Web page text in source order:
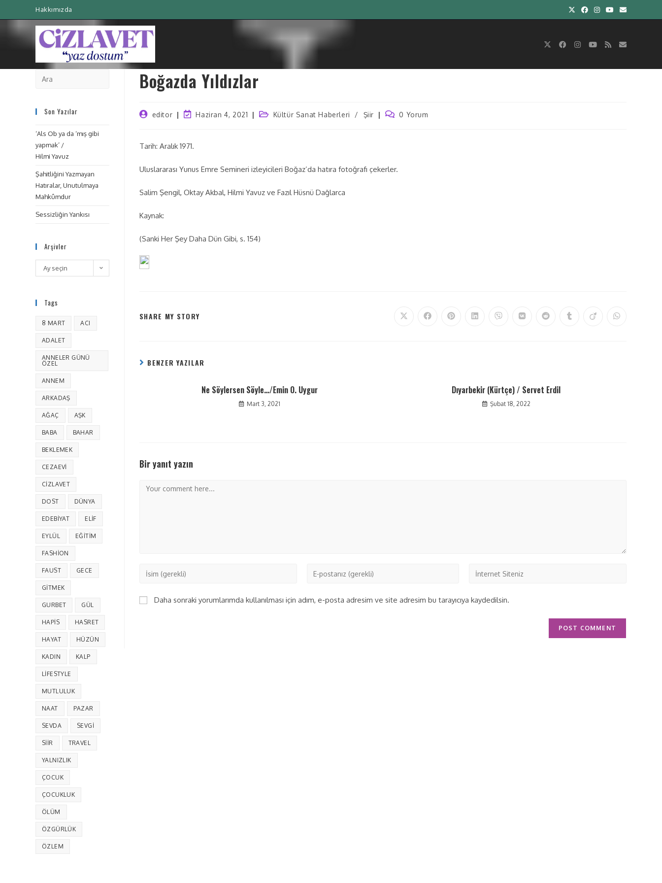
Hakkımızda
Boğazda Yıldızlar
editor Haziran 4, 2021 Kültür Sanat Haberleri / Şiir 0 Yorum
Tarih: Aralık 1971.
Uluslararası Yunus Emre Semineri izleyicileri Boğaz’da hatıra fotoğrafı çekerler.
Salim Şengil, Oktay Akbal, Hilmi Yavuz ve Fazıl Hüsnü Dağlarca
Kaynak:
(Sanki Her Şey Daha Dün Gibi, s. 154)
SHARE MY STORY
BENZER YAZILAR
Ne Söylersen Söyle…/Emin O. Uygur
Mart 3, 2021
Dıyarbekir (Kürtçe) / Servet Erdil
Şubat 18, 2022
Bir yanıt yazın
Daha sonraki yorumlarımda kullanılması için adım, e-posta adresim ve site adresim bu tarayıcıya kaydedilsin.
Son Yazılar
‘Als Ob ya da ‘mış gibi
yapmak’ /
Hilmi Yavuz
Şahitliğini Yazmayan
Hatıralar, Unutulmaya
Mahkûmdur
Sessizliğin Yankısı
Arşivler
Ay seçin
Tags
8 MART ACI
ADALET
ANNELER GÜNÜ
ÖZEL
ANNEM
ARKADAŞ
AĞAÇ AŞK
BABA BAHAR
BEKLEMEK
CEZAEVI
CIZLAVET
DOST DÜNYA
EDEBIYAT ELIF
EYLÜL EĞITIM
FASHION
FAUST GECE
GITMEK
GURBET GÜL
HAPIS HASRET
HAYAT HÜZÜN
KADIN KALP
LIFESTYLE
MUTLULUK
NAAT PAZAR
SEVDA SEVGI
SIIR TRAVEL
YALNIZLIK
ÇOCUK
ÇOCUKLUK
ÖLÜM
ÖZGÜRLÜK
ÖZLEM